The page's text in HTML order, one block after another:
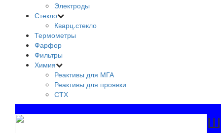
Электроды
Стекло
Кварц.стекло
Термометры
Фарфор
Фильтры
Химия
Реактивы для МГА
Реактивы для проявки
СТХ